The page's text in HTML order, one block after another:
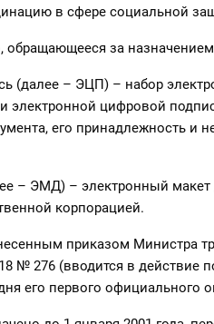
в сфере социальной
обращающееся за
(далее – ЭЦП) – набор
электронной цифровой
его принадлежность и
– ЭМД) – электронный макет
корпорацией.
приказом Министра
№ 276 (вводится в действие
его первого официального